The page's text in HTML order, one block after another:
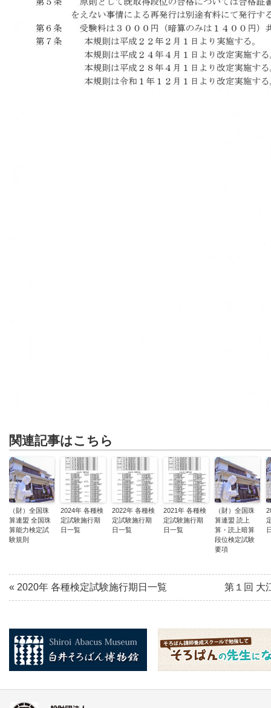
関連記事はこちら
（財）全国珠
算連盟 全国珠
算能力検定試
験規則
2024年 各種検
定試験施行期
日一覧
2022年 各種検
定試験施行期
日一覧
2021年 各種検
定試験施行期
日一覧
（財）全国珠
算連盟 読上
算・読上暗算
段位検定試験
要項
« 2020年 各種検定試験施行期日一覧 第１回 大